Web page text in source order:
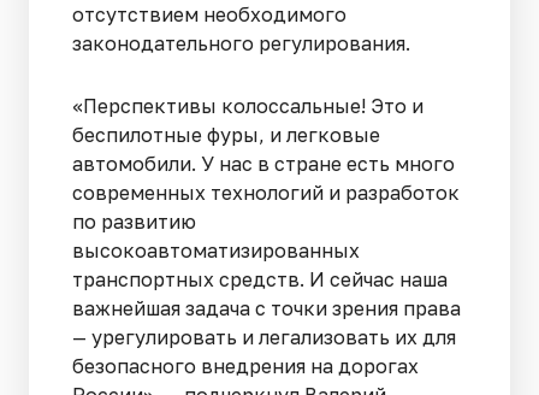
отсутствием необходимого
законодательного регулирования.
«Перспективы колоссальные! Это и
беспилотные фуры, и легковые
автомобили. У нас в стране есть много
современных технологий и разработок
по развитию
высокоавтоматизированных
транспортных средств. И сейчас наша
важнейшая задача с точки зрения права
— урегулировать и легализовать их для
безопасного внедрения на дорогах